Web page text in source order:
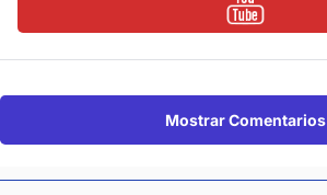
Mostrar Comentarios